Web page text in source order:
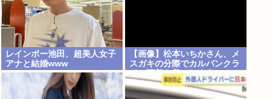
レインボー池田、超美人女子
アナと結婚www
【画像】松本いちかさん、メ
スガキの分際でカルバンクラ
イン下着を着てしまうwww